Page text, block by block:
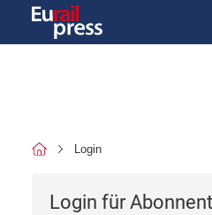
Login
Login für